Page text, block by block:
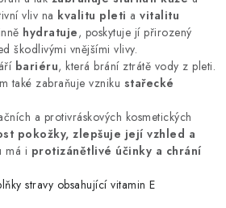
vliv na kvalitu pleti a vitalitu
hydratuje, poskytuje jí přirozený
škodlivými vnějšími vlivy.
bariéru, která brání ztrátě vody z pleti.
také zabraňuje vzniku stařecké
a protivráskových kosmetických
pokožky, zlepšuje její vzhled a
má i protizánětlivé účinky a chrání
stravy obsahující vitamin E